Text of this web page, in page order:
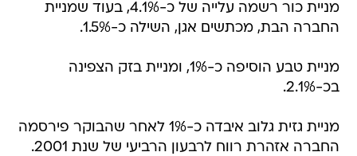
מניית כור רשמה עלייה של כ-4.1%, בעוד שמניית
החברה הבת, מכתשים אגן, השילה כ-1.5%.
מניית טבע הוסיפה כ-1%, ומניית בזק הצפינה
בכ-2.1%.
מניית גזית גלוב איבדה כ-1% לאחר שהבוקר פירסמה
החברה אזהרת רווח לרבעון הרביעי של שנת 2001.